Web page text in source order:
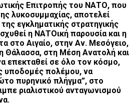
Επιτροπής του ΝΑΤΟ, που
λυκοσυμμαχίας, αποτελεί
εγκληματικής στρατηγικής
η ΝΑΤΟική παρουσία και η
στο Αιγαίο, στην Αν. Μεσόγειο,
Θάλασσα, στη Μέση Ανατολή και
επεκταθεί σε όλο τον κόσμο,
υποδομές πολέμου, να
πυρηνικό πλήγμα”, στο
ριαλιστικού ανταγωνισμού